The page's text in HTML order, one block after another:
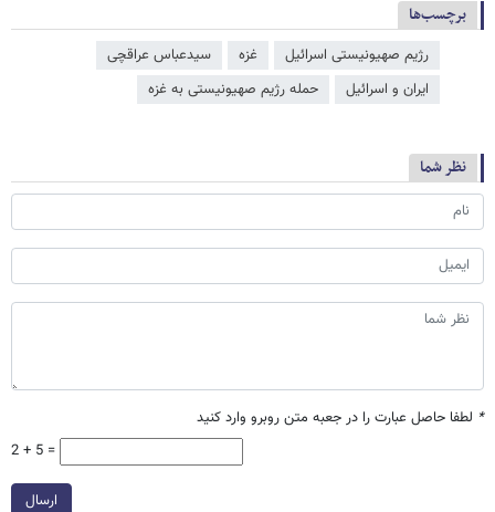
برچسب‌ها
رژیم صهیونیستی اسرائیل غزه
سیدعباس عراقچی
ایران و اسرائیل
حمله رژیم صهیونیستی به غزه
نظر شما
* لطفا حاصل عبارت را در جعبه متن روبرو وارد کنید
2 + 5 =
ارسال